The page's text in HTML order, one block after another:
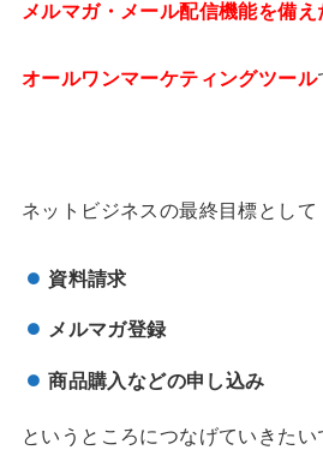
メルマガ・メール配信機能を備え
オールワンマーケティングツール
ネットビジネスの最終目標として
資料請求
メルマガ登録
商品購入などの申し込み
というところにつなげていきたい